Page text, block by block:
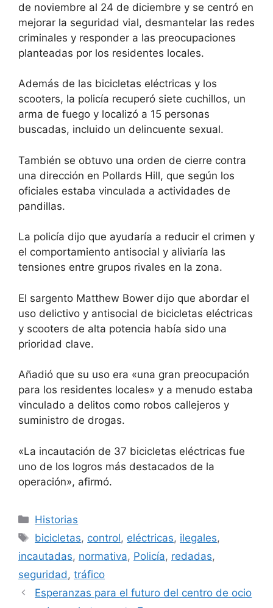
de noviembre al 24 de diciembre y se centró en
mejorar la seguridad vial, desmantelar las redes
criminales y responder a las preocupaciones
planteadas por los residentes locales.
Además de las bicicletas eléctricas y los
scooters, la policía recuperó siete cuchillos, un
arma de fuego y localizó a 15 personas
buscadas, incluido un delincuente sexual.
También se obtuvo una orden de cierre contra
una dirección en Pollards Hill, que según los
oficiales estaba vinculada a actividades de
pandillas.
La policía dijo que ayudaría a reducir el crimen y
el comportamiento antisocial y aliviaría las
tensiones entre grupos rivales en la zona.
El sargento Matthew Bower dijo que abordar el
uso delictivo y antisocial de bicicletas eléctricas
y scooters de alta potencia había sido una
prioridad clave.
Añadió que su uso era «una gran preocupación
para los residentes locales» y a menudo estaba
vinculado a delitos como robos callejeros y
suministro de drogas.
«La incautación de 37 bicicletas eléctricas fue
uno de los logros más destacados de la
operación», afirmó.
Categorías
Historias
Etiquetas
bicicletas, control, eléctricas, ilegales,
incautadas, normativa, Policía, redadas,
seguridad , tráfico
Esperanzas para el futuro del centro de ocio